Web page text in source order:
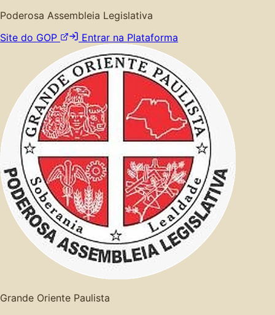
Poderosa Assembleia Legislativa
Site do GOP
Entrar na Plataforma
Grande Oriente Paulista